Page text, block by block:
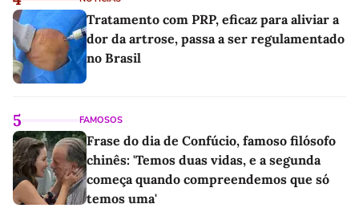
Tratamento com PRP, eficaz para aliviar a
dor da artrose, passa a ser regulamentado
no Brasil
5 FAMOSOS
Frase do dia de Confúcio, famoso filósofo
chinês: 'Temos duas vidas, e a segunda
começa quando compreendemos que só
temos uma'